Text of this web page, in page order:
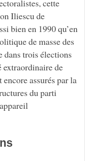
cette
Iliescu de
bien en 1990 qu’en
de masse des
dans trois élections
extraordinaire de
assurés par la
du parti